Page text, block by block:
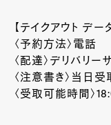
【テイクアウト データ
〈予約方法〉電話
〈配達〉デリバリー
〈注意書き〉当日受
〈受取可能時間〉